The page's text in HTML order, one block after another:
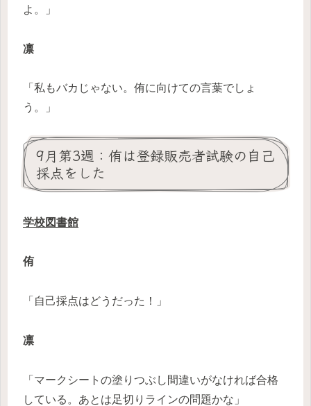
よ。」
凛
「私もバカじゃない。侑に向けての言葉でしょ
う。」
9月第3週：侑は登録販売者試験の自己
採点をした
学校図書館
侑
「自己採点はどうだった！」
凛
「マークシートの塗りつぶし間違いがなければ合格
している。あとは足切りラインの問題かな」